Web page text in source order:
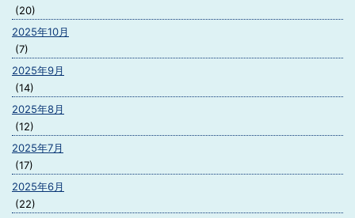
(20)
2025年10月
(7)
2025年9月
(14)
2025年8月
(12)
2025年7月
(17)
2025年6月
(22)